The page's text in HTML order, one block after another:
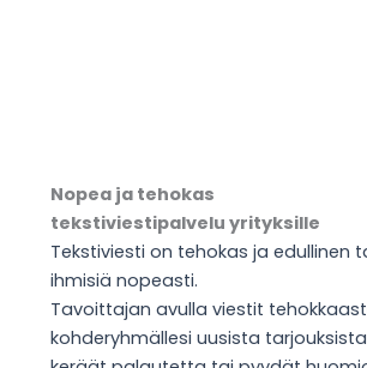
Nopea ja tehokas
tekstiviestipalvelu yrityksille
Tekstiviesti on tehokas ja edullinen
ihmisiä nopeasti.
Tavoittajan avulla viestit
kohderyhmällesi uusista